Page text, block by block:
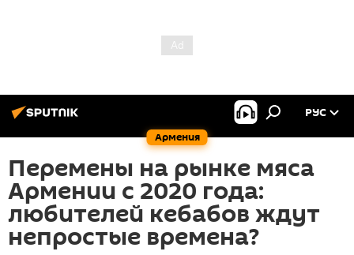
Армения
РУС
Перемены на рынке мяса
Армении с 2020 года:
любителей кебабов ждут
непростые времена?